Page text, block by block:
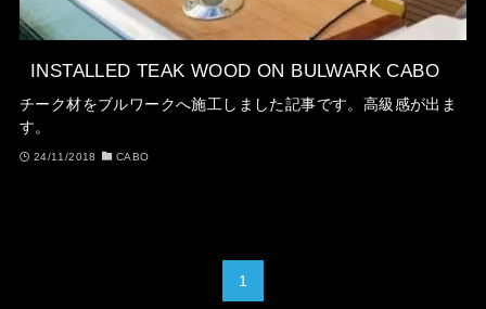
INSTALLED TEAK WOOD ON BULWARK CABO
チーク材をブルワークへ施工しました記事です。高級感が出ま
す。
24/11/2018 CABO
1